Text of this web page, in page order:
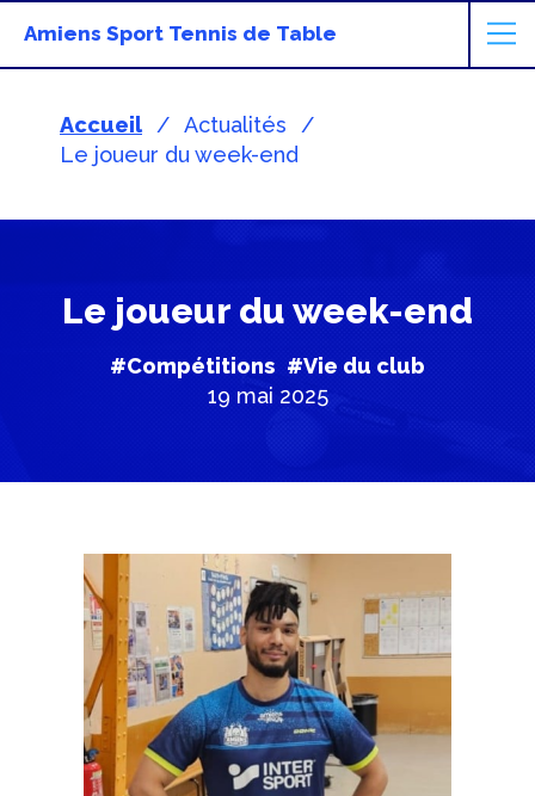
Amiens Sport Tennis de Table
Accueil
Actualités
Le joueur du week-end
Le joueur du week-end
#Compétitions #Vie du club
19 mai 2025